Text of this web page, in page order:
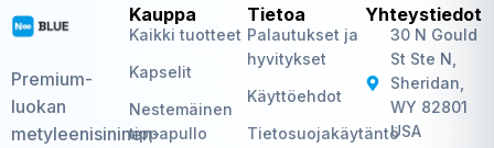
Premium-
luokan
metyleenisininen-
Kauppa
Kaikki tuotteet
Kapselit
Nestemäinen
tippapullo
Tietoa
Palautukset ja
hyvitykset
Käyttöehdot
Tietosuojakäytäntö
Yhteystiedot
30 N Gould
St Ste N,
Sheridan,
WY 82801
USA